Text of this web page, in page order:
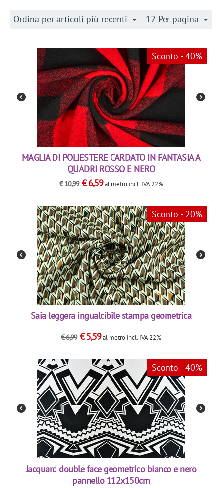
Ordina per articoli più recenti 12 Per pagina
Sconto - 40%
MAGLIA DI POLIESTERE CARDATO IN FANTASIA A
QUADRI ROSSO E NERO
€10,99 €6,59 al metro incl. IVA 22%
Sconto - 20%
Saia leggera ingualcibile stampa geometrica
€6,99 €5,59al metro incl. IVA 22%
Sconto - 40%
Jacquard double face geometrico bianco e nero
pannello 112x150cm